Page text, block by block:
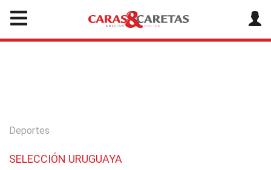
Deportes
SELECCIÓN URUGUAYA